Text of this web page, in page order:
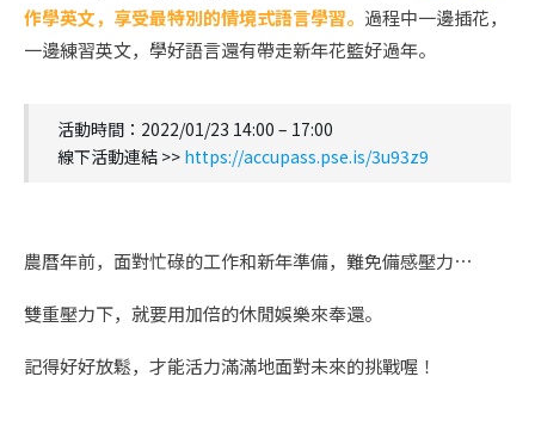
作學英文，享受最特別的情境式語言學習。 過程中一邊插花，
一邊練習英文，學好語言還有帶走新年花籃好過年。
活動時間：2022/01/23 14:00 – 17:00
線下活動連結 >> https://accupass.pse.is/3u93z9
農曆年前，面對忙碌的工作和新年準備，難免備感壓力⋯
雙重壓力下，就要用加倍的休閒娛樂來奉還。
記得好好放鬆，才能活力滿滿地面對未來的挑戰喔！